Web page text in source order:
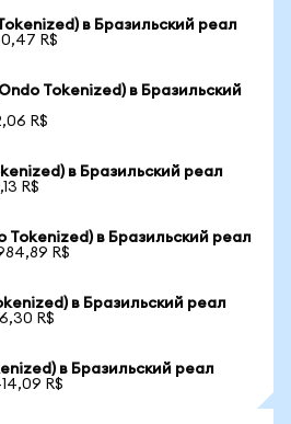
в Бразильский реал
R$
Tokenized) в Бразильский
R$
в Бразильский реал
R$
Tokenized) в Бразильский реал
R$
в Бразильский реал
R$
в Бразильский реал
R$